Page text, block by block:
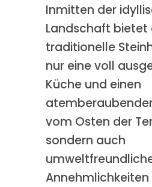
Inmitten der
Landschaft bietet
traditionelle
nur eine voll
Küche und einen
vom Osten der
sondern auch
Annehmlichkeiten